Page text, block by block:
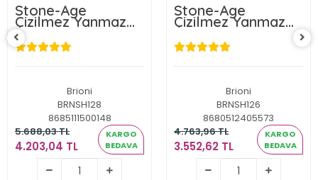
Stone-Age
Çizilmez Yanmaz
Yapışmaz Basık
Tencere - 34 cm
Brioni
BRNSH128
8685111500148
5.688,03 TL
4.203,04 TL
KARGO
BEDAVA
4.203,04 TL
Stone-Age
Çizilmez Yanmaz
Yapışmaz Basık
Tencere - 30 cm
Brioni
BRNSH126
8680512405573
4.763,96 TL
3.552,62 TL
KARGO
BEDAVA
3.552,62 TL